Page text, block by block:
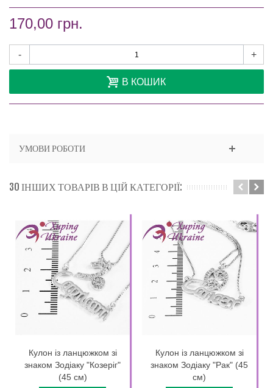
170,00 грн.
- +
В КОШИК
УМОВИ РОБОТИ
30 ІНШИХ ТОВАРІВ В ЦІЙ КАТЕГОРІЇ:
Кулон із ланцюжком зі
знаком Зодіаку "Козеріг"
(45 см)
Кулон із ланцюжком зі
знаком Зодіаку "Рак" (45
см)